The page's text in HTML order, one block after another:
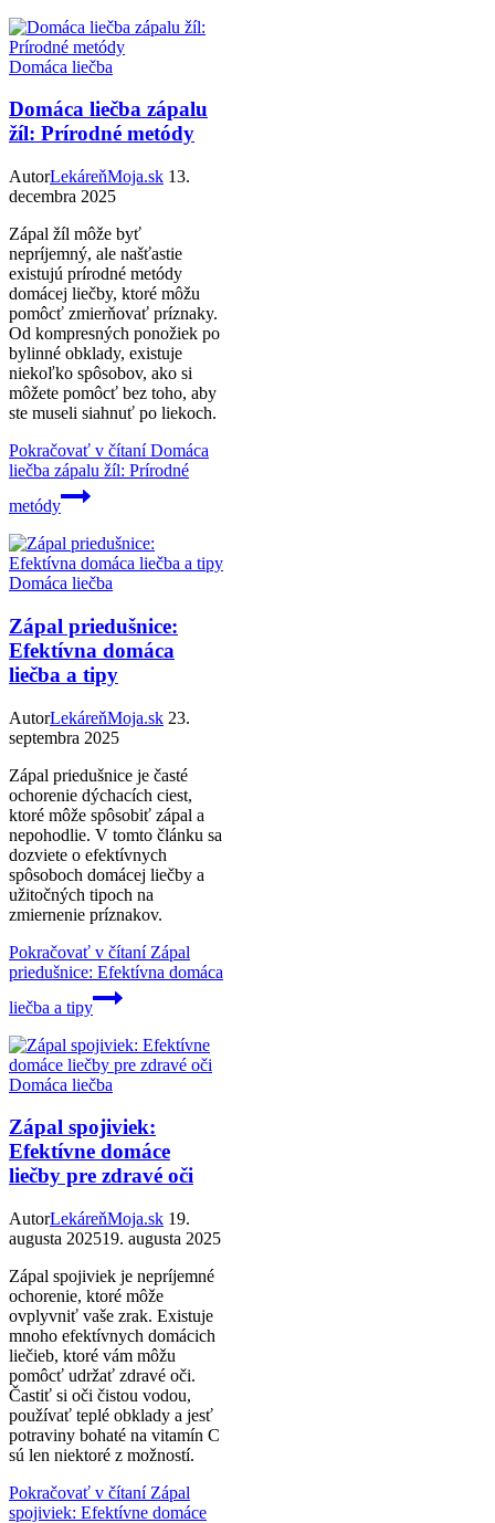
Domáca liečba
Domáca liečba zápalu
žíl: Prírodné metódy
AutorLekáreňMoja.sk 13.
decembra 2025
Zápal žíl môže byť
nepríjemný, ale našťastie
existujú prírodné metódy
domácej liečby, ktoré môžu
pomôcť zmierňovať príznaky.
Od kompresných ponožiek po
bylinné obklady, existuje
niekoľko spôsobov, ako si
môžete pomôcť bez toho, aby
ste museli siahnuť po liekoch.
Pokračovať v čítaníDomáca
liečba zápalu žíl: Prírodné
metódy
Domáca liečba
Zápal priedušnice:
Efektívna domáca
liečba a tipy
AutorLekáreňMoja.sk 23.
septembra 2025
Zápal priedušnice je časté
ochorenie dýchacích ciest,
ktoré môže spôsobiť zápal a
nepohodlie. V tomto článku sa
dozviete o efektívnych
spôsoboch domácej liečby a
užitočných tipoch na
zmiernenie príznakov.
Pokračovať v čítaníZápal
priedušnice: Efektívna domáca
liečba a tipy
Domáca liečba
Zápal spojiviek:
Efektívne domáce
liečby pre zdravé oči
AutorLekáreňMoja.sk 19.
augusta 202519. augusta 2025
Zápal spojiviek je nepríjemné
ochorenie, ktoré môže
ovplyvniť vaše zrak. Existuje
mnoho efektívnych domácich
liečieb, ktoré vám môžu
pomôcť udržať zdravé oči.
Častiť si oči čistou vodou,
používať teplé obklady a jesť
potraviny bohaté na vitamín C
sú len niektoré z možností.
Pokračovať v čítaníZápal
spojiviek: Efektívne domáce